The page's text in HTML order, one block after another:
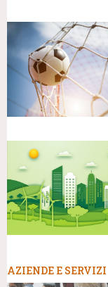
AZIENDE E SERVIZI